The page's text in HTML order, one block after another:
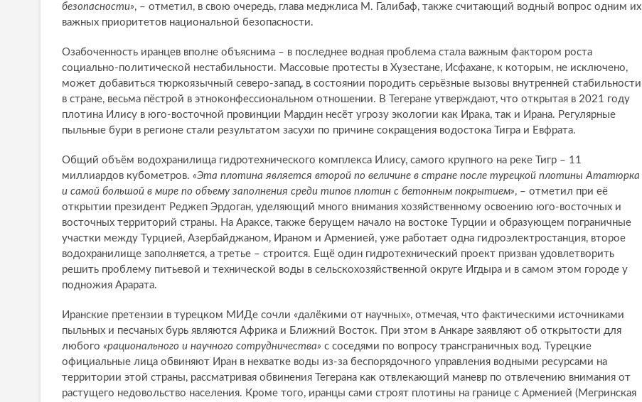
безопасности», – отметил, в свою очередь, глава меджлиса М. Галибаф, также считающий водный вопрос одним их
важных приоритетов национальной безопасности.
Озабоченность иранцев вполне объяснима – в последнее водная проблема стала важным фактором роста
социально-политической нестабильности. Массовые протесты в Хузестане, Исфахане, к которым, не исключено,
может добавиться тюркоязычный северо-запад, в состоянии породить серьёзные вызовы внутренней стабильности
в стране, весьма пёстрой в этноконфессиональном отношении. В Тегеране утверждают, что открытая в 2021 году
плотина Илису в юго-восточной провинции Мардин несёт угрозу экологии как Ирака, так и Ирана. Регулярные
пыльные бури в регионе стали результатом засухи по причине сокращения водостока Тигра и Евфрата.
Общий объём водохранилища гидротехнического комплекса Илису, самого крупного на реке Тигр – 11
миллиардов кубометров. «Эта плотина является второй по величине в стране после турецкой плотины Ататюрка
и самой большой в мире по объему заполнения среди типов плотин с бетонным покрытием», – отметил при её
открытии президент Реджеп Эрдоган, уделяющий много внимания хозяйственному освоению юго-восточных и
восточных территорий страны. На Араксе, также берущем начало на востоке Турции и образующем пограничные
участки между Турцией, Азербайджаном, Ираном и Арменией, уже работает одна гидроэлектростанция, второе
водохранилище заполняется, а третье – строится. Ещё один гидротехнический проект призван удовлетворить
решить проблему питьевой и технической воды в сельскохозяйственной округе Игдыра и в самом этом городе у
подножия Арарата.
Иранские претензии в турецком МИДе сочли «далёкими от научных», отмечая, что фактическими источниками
пыльных и песчаных бурь являются Африка и Ближний Восток. При этом в Анкаре заявляют об открытости для
любого «рационального и научного сотрудничества» с соседями по вопросу трансграничных вод. Турецкие
официальные лица обвиняют Иран в нехватке воды из-за беспорядочного управления водными ресурсами на
территории этой страны, рассматривая обвинения Тегерана как отвлекающий маневр по отвлечению внимания от
растущего недовольство населения. Кроме того, иранцы сами строят плотины на границе с Арменией (Мегринская